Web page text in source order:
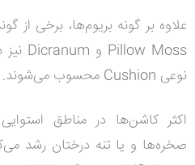
علاوه بر گونه بریوم‌ها، برخی از
Pillow Moss و Dicranum
نوعی Cushion محسوب می‌شوند.
اکثر کاشن‌ها در مناطق
صخره‌ها و یا تنه درختان رشد